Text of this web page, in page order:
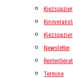
Newsletter
Termine